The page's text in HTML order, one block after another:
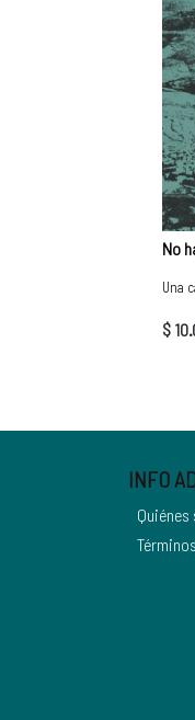
No
Una
$
INFO